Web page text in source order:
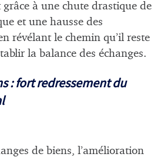
à une chute drastique de
et une hausse des
révélant le chemin qu’il reste
la balance des échanges.
: fort redressement du
de biens, l’amélioration